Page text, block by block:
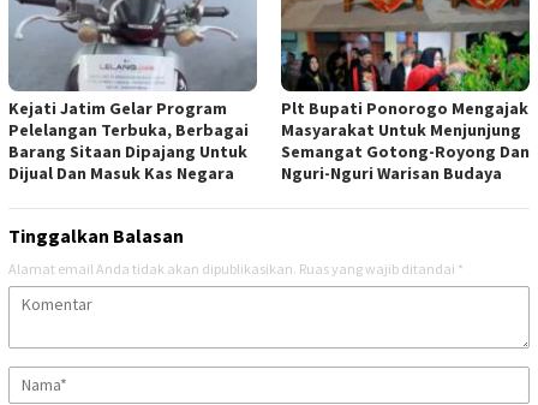
Kejati Jatim Gelar Program
Pelelangan Terbuka, Berbagai
Barang Sitaan Dipajang Untuk
Dijual Dan Masuk Kas Negara
Plt Bupati Ponorogo Mengajak
Masyarakat Untuk Menjunjung
Semangat Gotong-Royong Dan
Nguri-Nguri Warisan Budaya
Tinggalkan Balasan
Alamat email Anda tidak akan dipublikasikan. Ruas yang wajib ditandai *